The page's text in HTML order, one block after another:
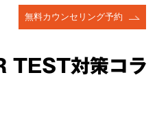
無料カウンセリング予約
TEST対策コラ